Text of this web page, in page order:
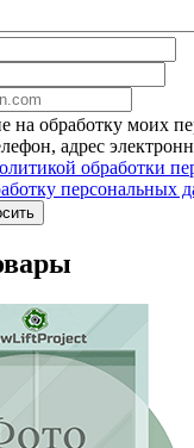
на обработку моих
адрес
обработки
персональных